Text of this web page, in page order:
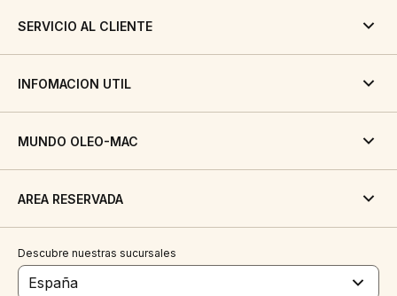
SERVICIO AL CLIENTE
INFOMACION UTIL
MUNDO OLEO-MAC
AREA RESERVADA
Descubre nuestras sucursales
España